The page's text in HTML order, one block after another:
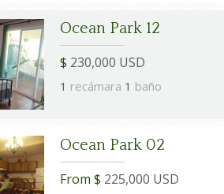
Ocean Park 12
$ 230,000 USD
1 recámara 1 baño
Ocean Park 02
From $ 225,000 USD